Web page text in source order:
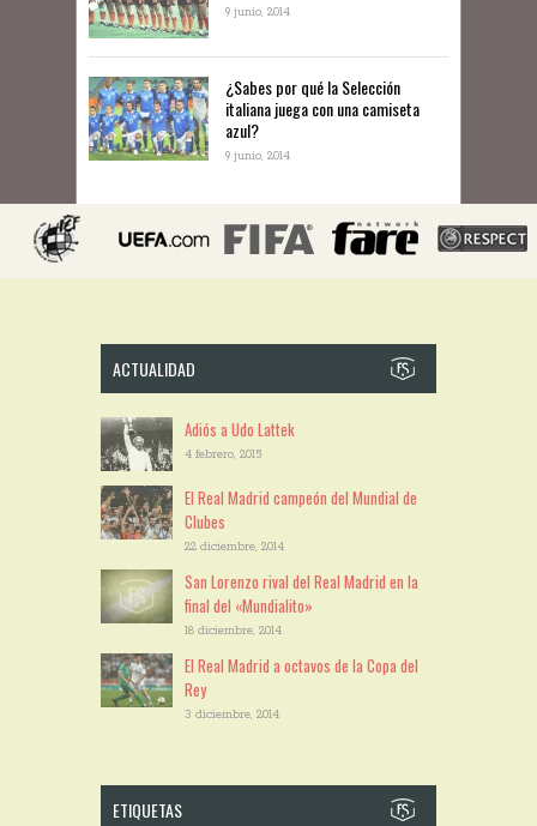
9 junio, 2014
¿Sabes por qué la Selección
italiana juega con una camiseta
azul?
9 junio, 2014
ACTUALIDAD
Adiós a Udo Lattek
4 febrero, 2015
El Real Madrid campeón del Mundial de
Clubes
22 diciembre, 2014
San Lorenzo rival del Real Madrid en la
final del «Mundialito»
18 diciembre, 2014
El Real Madrid a octavos de la Copa del
Rey
3 diciembre, 2014
ETIQUETAS